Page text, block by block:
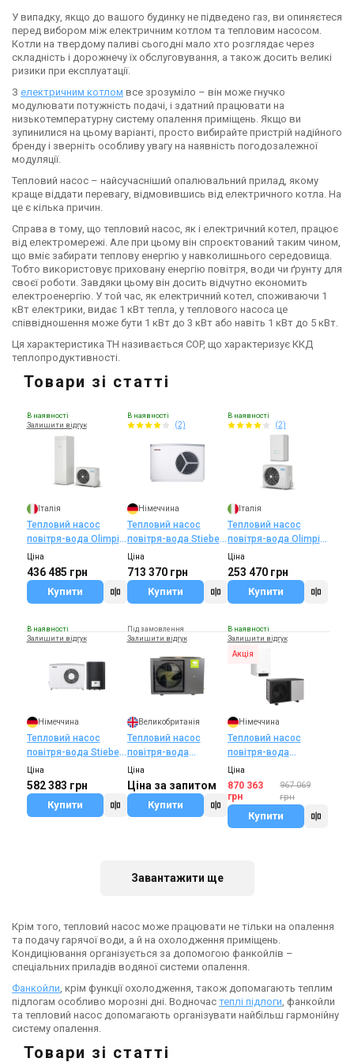
У випадку, якщо до вашого будинку не підведено газ, ви опиняєтеся
перед вибором між електричним котлом та тепловим насосом.
Котли на твердому паливі сьогодні мало хто розглядає через
складність і дорожнечу їх обслуговування, а також досить великі
ризики при експлуатації.
З електричним котлом все зрозуміло – він може гнучко
модулювати потужність подачі, і здатний працювати на
низькотемпературну систему опалення приміщень. Якщо ви
зупинилися на цьому варіанті, просто вибирайте пристрій надійного
бренду і зверніть особливу увагу на наявність погодозалежної
модуляції.
Тепловий насос – найсучасніший опалювальний прилад, якому
краще віддати перевагу, відмовившись від електричного котла. На
це є кілька причин.
Справа в тому, що тепловий насос, як і електричний котел, працює
від електромережі. Але при цьому він спроєктований таким чином,
що вміє забирати теплову енергію у навколишнього середовища.
Тобто використовує приховану енергію повітря, води чи ґрунту для
своєї роботи. Завдяки цьому він досить відчутно економить
електроенергію. У той час, як електричний котел, споживаючи 1
кВт електрики, видає 1 кВт тепла, у теплового насоса це
співвідношення може бути 1 кВт до 3 кВт або навіть 1 кВт до 5 кВт.
Ця характеристика ТН називається COP, що характеризує ККД
теплопродуктивності.
Товари зі статті
В наявності
Залишити відгук
Італія
Тепловий насос
повітря-вода Olimpia
Splendid Sherpa S3
Tower
Ціна
436 485 грн
Купити
В наявності
(2)
Німеччина
Тепловий насос
повітря-вода Stiebel
Eltron HPA-O 13
Premium
Ціна
713 370 грн
Купити
В наявності
(2)
Італія
Тепловий насос
повітря-вода Olimpia
Splendid Sherpa S3
Ціна
253 470 грн
Купити
В наявності
Залишити відгук
Німеччина
Тепловий насос
повітря-вода Stiebel
Eltron HPA-O 8 CS
PLUS FLEX SET
Ціна
582 383 грн
Купити
Під замовлення
Залишити відгук
Великобританія
Тепловий насос
повітря-вода
MYCOND HEVI
Ціна
Ціна за запитом
Купити
В наявності
Залишити відгук
Акція
Німеччина
Тепловий насос
повітря-вода
Viessmann AWB 400V
201.D16
Ціна
870 363
грн
967 069
грн
Купити
Німеччина
Тепловий насос
повітря-вода Vaillant
AS/IS 400V
Ціна
461 800 грн
Купити
Тепловий насос
повітря-вода Olimpia
Aquadue
385 035 грн
Купити
Завантажити ще
Крім того, тепловий насос може працювати не тільки на опалення
та подачу гарячої води, а й на охолодження приміщень.
Кондиціювання організується за допомогою фанкойлів –
спеціальних приладів водяної системи опалення.
Фанкойли, крім функції охолодження, також допомагають теплим
підлогам особливо морозні дні. Водночас теплі підлоги, фанкойли
та тепловий насос допомагають організувати найбільш гармонійну
систему опалення.
Товари зі статті